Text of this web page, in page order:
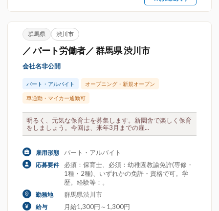
群馬県 渋川市
／ パート労働者／ 群馬県 渋川市
会社名非公開
パート・アルバイト オープニング・新規オープン
車通勤・マイカー通勤可
明るく、元気な保育士を募集します。新園舎で楽しく保育
をしましょう。今回は、来年3月までの雇...
雇用形態 パート・アルバイト
応募要件
必須：保育士、必須：幼稚園教諭免許(専修・
1種・2種)、いずれかの免許・資格で可。学
歴。経験等：。
勤務地 群馬県渋川市
給与 月給1,300円～1,300円